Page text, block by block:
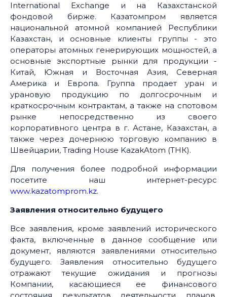
International Exchange и на Казахстанской
фондовой бирже. Казатомпром является
национальной атомной компанией Республики
Казахстан, и основные клиенты группы - это
операторы атомных генерирующих мощностей, а
основные экспортные рынки для продукции -
Китай, Южная и Восточная Азия, Северная
Америка и Европа. Группа продает уран и
урановую продукцию по долгосрочным и
краткосрочным контрактам, а также на спотовом
рынке непосредственно из своего
корпоративного центра в г. Астане, Казахстан, а
также через дочернюю торговую компанию в
Швейцарии, Trading House KazakAtom (ТНК).
Для получения более подробной информации
посетите наш интернет-ресурс
www.kazatomprom.kz.
Заявления относительно будущего
Все заявления, кроме заявлений исторического
факта, включенные в данное сообщение или
документ, являются заявлениями относительно
будущего. Заявления относительно будущего
отражают текущие ожидания и прогнозы
Компании, касающиеся ее финансового